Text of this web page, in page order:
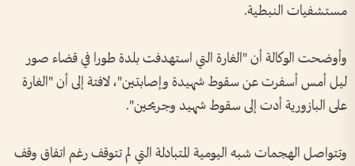
مستشفيات النبطية.
وأوضحت الوكالة أن "الغارة التي استهدفت بلدة طورا في قضاء صور
ليل أمس أسفرت عن سقوط شهيدة وإصابتين"، لافتة إلى أن "الغارة
على البازورية أدت إلى سقوط شهيد وجريحين".
وتتواصل الهجمات شبه اليومية المتبادلة التي لم تتوقف رغم اتفاق وقف